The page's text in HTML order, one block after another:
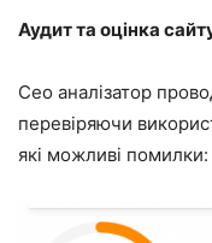
Аудит та оцінка
Сео аналізатор
перевіряючи
які можливі помилки: